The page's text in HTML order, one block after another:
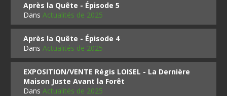
Après la Quête - Épisode 5
DansActualités de 2025
Après la Quête - Épisode 4
DansActualités de 2025
EXPOSITION/VENTE Régis LOISEL - La Dernière
Maison Juste Avant la Forêt
DansActualités de 2025